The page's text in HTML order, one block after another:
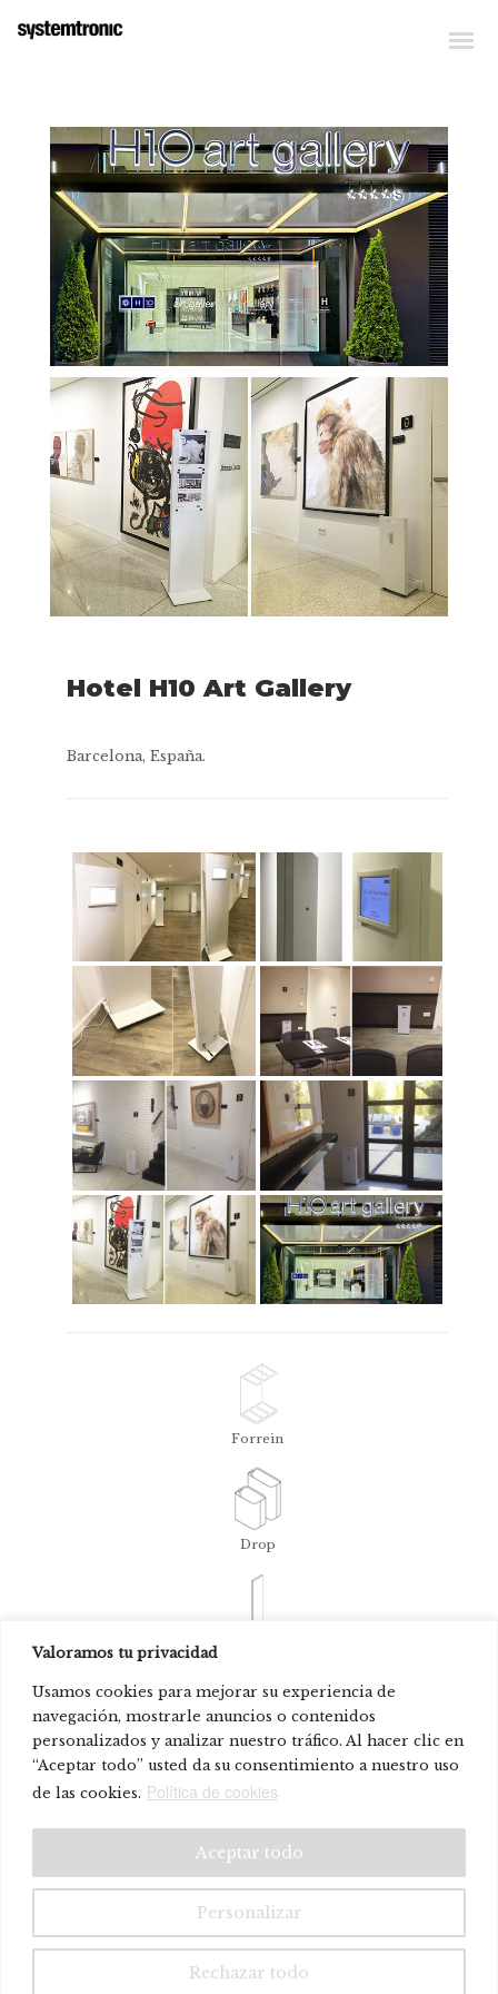
Valoramos tu privacidad
Usamos cookies para mejorar su experiencia de
navegación, mostrarle anuncios o contenidos
personalizados y analizar nuestro tráfico. Al hacer clic en
“Aceptar todo” usted da su consentimiento a nuestro uso
de las cookies. Política de cookies
Personalizar
Rechazar todo
Aceptar todo
Hotel H10 Art Gallery
Barcelona, España.
Forrein
Drop